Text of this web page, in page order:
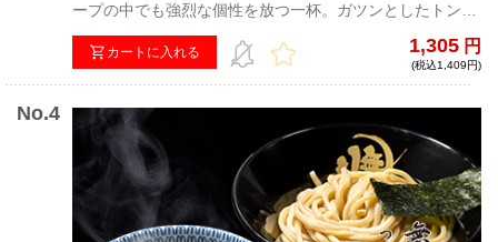
ープの中でも強烈な個性を放つ一杯。ガツンとしたトンコ
ツの強い香りと、一口飲んだときのコクの深さが特徴。自
家製の中細ストレート麺との相性も抜群。
カートに入れる 1,305 円
(税込1,409円)